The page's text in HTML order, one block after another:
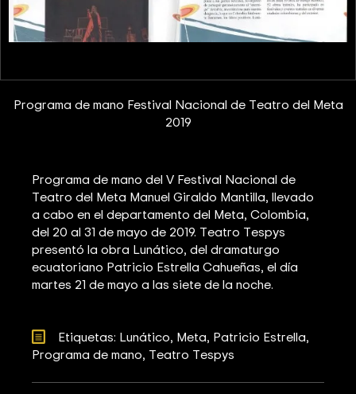
Programa de mano Festival Nacional de Teatro del Meta
2019
Programa de mano del V Festival Nacional de
Teatro del Meta Manuel Giraldo Mantilla, llevado
a cabo en el departamento del Meta, Colombia,
del 20 al 31 de mayo de 2019. Teatro Tespys
presentó la obra Lunático, del dramaturgo
ecuatoriano Patricio Estrella Cahueñas, el día
martes 21 de mayo a las siete de la noche.
Etiquetas: Lunático Meta Patricio Estrella
Programa de mano Teatro Tespys